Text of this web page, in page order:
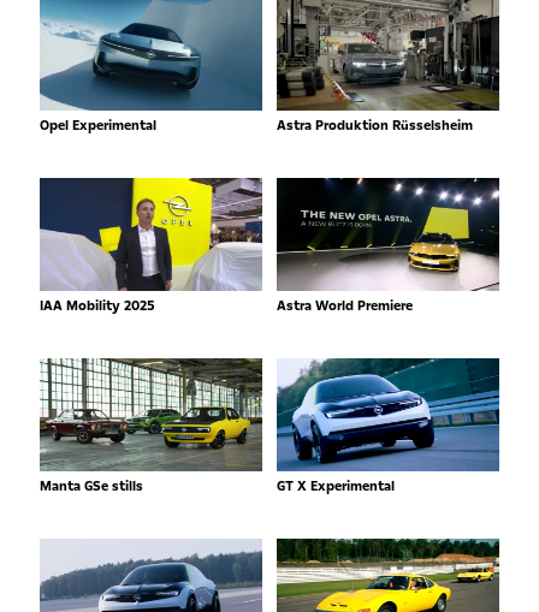
Opel Experimental Astra Produktion Rüsselsheim
IAA Mobility 2025 Astra World Premiere
Manta GSe stills GT X Experimental